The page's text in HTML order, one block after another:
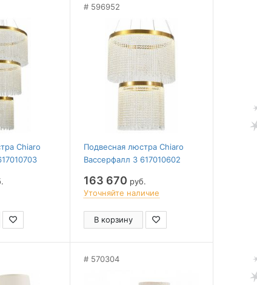
Chiaro
596952
Подвесная люстра Chiaro
Вассерфалл 3 617010602
163 670 руб.
Уточняйте наличие
В корзину
570304